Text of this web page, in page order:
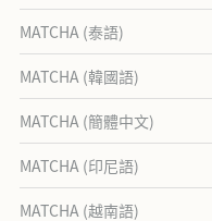
MATCHA (泰語)
MATCHA (韓國語)
MATCHA (簡體中文)
MATCHA (印尼語)
MATCHA (越南語)